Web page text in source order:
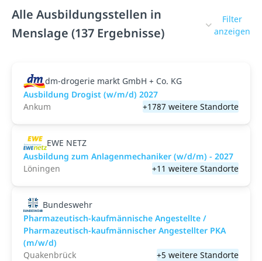
Alle Ausbildungsstellen in
Menslage (137 Ergebnisse)
Filter
anzeigen
dm-drogerie markt GmbH + Co. KG
Ausbildung Drogist (w/m/d) 2027
Ankum
+1787 weitere Standorte
EWE NETZ
Ausbildung zum Anlagenmechaniker (w/d/m) - 2027
Löningen
+11 weitere Standorte
Bundeswehr
Pharmazeutisch-kaufmännische Angestellte /
Pharmazeutisch-kaufmännischer Angestellter PKA
(m/w/d)
Quakenbrück
+5 weitere Standorte